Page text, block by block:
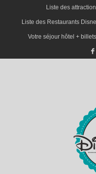
Liste des
Liste des Restaurants
Votre séjour hôtel +